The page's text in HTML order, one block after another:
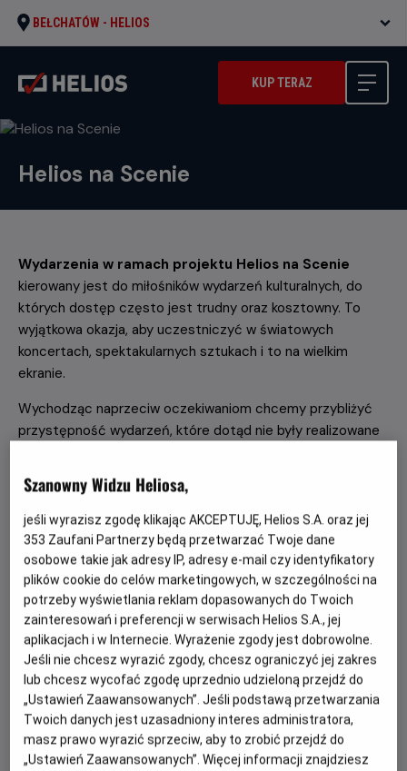
BEŁCHATÓW - HELIOS
KUP TERAZ
Helios na Scenie
Wydarzenia w ramach projektu Helios na Scenie
kierowany jest do miłośników wydarzeń kulturalnych, do
których dostęp często jest trudny oraz kosztowny. To
wyjątkowa okazja, aby uczestniczyć w światowych
koncertach, spektakularnych sztukach i to na wielkim
ekranie.
Wychodząc naprzeciw oczekiwaniom chcemy przybliżyć
przystępność wydarzeń, które dotąd nie były realizowane
koncerty, imprezy LIVE, spektakle teatralne i nie tylko!
NAJBLIŻSZE WYDARZENIA
André Rieu. Niech żyje
Maastricht! w Helios na Scenie
Od 10 lat, 180 min, Koncert
Zasiądź z bliskimi w kinie, bo czeka na Was 20. już
retransmisja letniego koncertu André Rieu z Maastricht!
Szanowny Widzu Heliosa,
jeśli wyrazisz zgodę klikając AKCEPTUJĘ, Helios S.A. oraz jej
353 Zaufani Partnerzy będą przetwarzać Twoje dane
osobowe takie jak adresy IP, adresy e-mail czy identyfikatory
plików cookie do celów marketingowych, w szczególności na
potrzeby wyświetlania reklam dopasowanych do Twoich
zainteresowań i preferencji w serwisach Helios S.A., jej
aplikacjach i w Internecie. Wyrażenie zgody jest dobrowolne.
Jeśli nie chcesz wyrazić zgody, chcesz ograniczyć jej zakres
lub chcesz wycofać zgodę uprzednio udzieloną przejdź do
„Ustawień Zaawansowanych”. Jeśli podstawą przetwarzania
Twoich danych jest uzasadniony interes administratora,
masz prawo wyrazić sprzeciw, aby to zrobić przejdź do
„Ustawień Zaawansowanych”. Więcej informacji znajdziesz